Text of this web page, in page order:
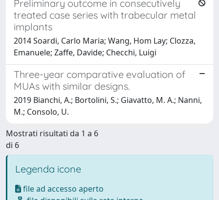
Preliminary outcome in consecutively
treated case series with trabecular metal
implants
2014 Soardi, Carlo Maria; Wang, Hom Lay; Clozza,
Emanuele; Zaffe, Davide; Checchi, Luigi
Three-year comparative evaluation of
MUAs with similar designs.
2019 Bianchi, A.; Bortolini, S.; Giavatto, M. A.; Nanni,
M.; Consolo, U.
Mostrati risultati da 1 a 6
di 6
Legenda icone
file ad accesso aperto